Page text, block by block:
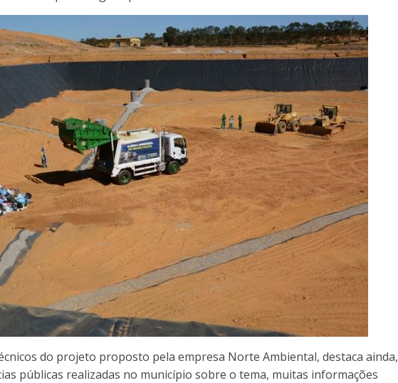
do projeto proposto pela empresa Norte Ambiental, destaca ainda,
públicas realizadas no município sobre o tema, muitas informações